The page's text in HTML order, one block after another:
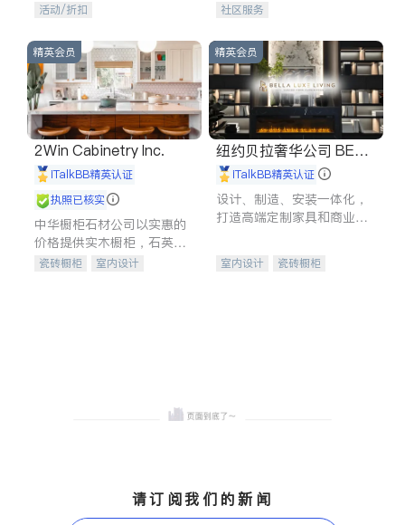
专属福利。
活动/折扣
携手建设包容、公平、充满
社区服务
精英会员
2Win Cabinetry Inc.
iTalkBB精英认证
执照已核实
中华橱柜石材公司以实惠的
价格提供实木橱柜，石英石
台面，多种优质不锈钢水
瓷砖橱柜
室内设计
精英会员
纽约贝拉奢华公司 BELL
A LUXE
iTalkBB精英认证
设计、制造、安装一体化，
打造高端定制家具和商业空
室内设计
瓷砖橱柜
请订阅我们的新闻